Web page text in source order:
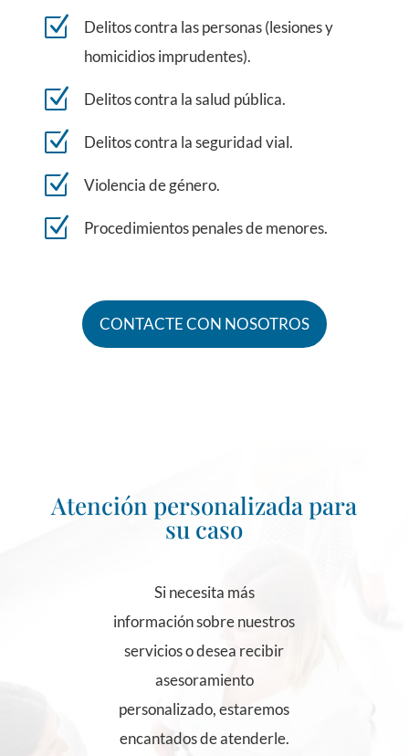
Z
Delitos contra las personas (lesiones y
homicidios imprudentes).
Z Delitos contra la salud pública.
Z Delitos contra la seguridad vial.
Z Violencia de género.
Z Procedimientos penales de menores.
CONTACTE CON NOSOTROS
Atención personalizada para
su caso
Si necesita más
información sobre nuestros
servicios o desea recibir
asesoramiento
personalizado, estaremos
encantados de atenderle.